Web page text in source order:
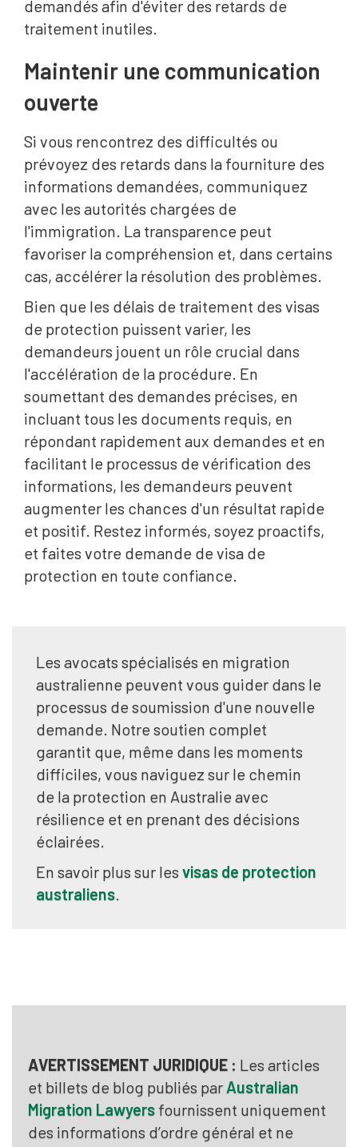
demandés afin d'éviter des retards de
traitement inutiles.
Maintenir une communication
ouverte
Si vous rencontrez des difficultés ou
prévoyez des retards dans la fourniture des
informations demandées, communiquez
avec les autorités chargées de
l'immigration. La transparence peut
favoriser la compréhension et, dans certains
cas, accélérer la résolution des problèmes.
Bien que les délais de traitement des visas
de protection puissent varier, les
demandeurs jouent un rôle crucial dans
l'accélération de la procédure. En
soumettant des demandes précises, en
incluant tous les documents requis, en
répondant rapidement aux demandes et en
facilitant le processus de vérification des
informations, les demandeurs peuvent
augmenter les chances d'un résultat rapide
et positif. Restez informés, soyez proactifs,
et faites votre demande de visa de
protection en toute confiance.
Les avocats spécialisés en migration
australienne peuvent vous guider dans le
processus de soumission d'une nouvelle
demande. Notre soutien complet
garantit que, même dans les moments
difficiles, vous naviguez sur le chemin
de la protection en Australie avec
résilience et en prenant des décisions
éclairées.
En savoir plus sur les visas de protection
australiens.
AVERTISSEMENT JURIDIQUE : Les articles
et billets de blog publiés par Australian
Migration Lawyers fournissent uniquement
des informations d’ordre général et ne